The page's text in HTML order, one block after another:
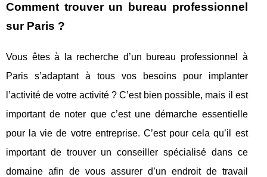
Comment trouver un bureau professionnel
sur Paris ?
Vous êtes à la recherche d’un bureau professionnel à
Paris s’adaptant à tous vos besoins pour implanter
l’activité de votre activité ? C’est bien possible, mais il est
important de noter que c’est une démarche essentielle
pour la vie de votre entreprise. C’est pour cela qu’il est
important de trouver un conseiller spécialisé dans ce
domaine afin de vous assurer d’un endroit de travail